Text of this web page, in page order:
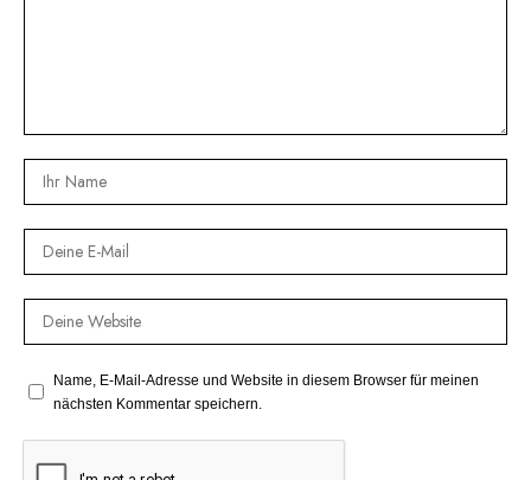
Name, E-Mail-Adresse und Website in diesem Browser für meinen
nächsten Kommentar speichern.